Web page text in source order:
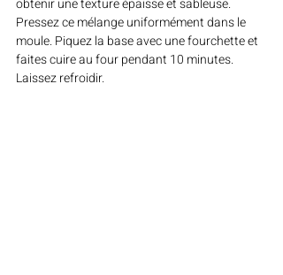
obtenir une texture épaisse et sableuse.
Pressez ce mélange uniformément dans le
moule. Piquez la base avec une fourchette et
faites cuire au four pendant 10 minutes.
Laissez refroidir.